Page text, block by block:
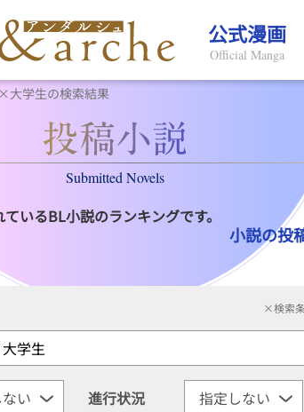
公式漫画
Official Manga
大学生の検索結果
Submitted Novels
いるBL小説のランキングです。
小説の投
×検索
進行状況